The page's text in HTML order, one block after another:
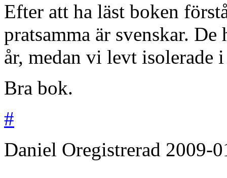
Efter att ha läst boken
pratsamma är svenskar.
år, medan vi levt isolerade
Bra bok.
#
Daniel Oregistrerad 2009-